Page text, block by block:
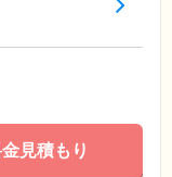
見積もり